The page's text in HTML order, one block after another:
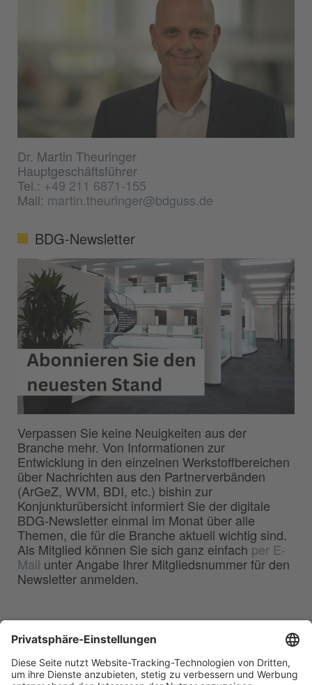
Dr. Martin Theuringer
Hauptgeschäftsführer
Tel.: +49 211 6871-155
Mail: martin.theuringer@bdguss.de
BDG-Newsletter
Verpassen Sie keine Neuigkeiten aus der
Branche mehr. Von Informationen zur
Entwicklung in den einzelnen Werkstoffbereichen
über Nachrichten aus den Partnerverbänden
(ArGeZ, WVM, BDI, etc.) bishin zur
Konjunkturübersicht informiert Sie der digitale
BDG-Newsletter einmal im Monat über alle
Themen, die für die Branche aktuell wichtig sind.
Als Mitglied können Sie sich ganz einfach per E-
Mail unter Angabe Ihrer Mitgliedsnummer für den
Newsletter anmelden.